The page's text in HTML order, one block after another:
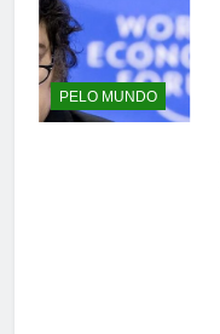
PELO MUNDO